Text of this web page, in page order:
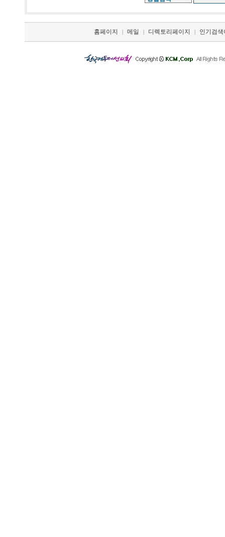
홈페이지 | 메일 | 디렉토리페이지 | 인기검색